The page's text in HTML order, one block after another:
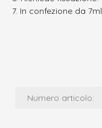
In confezione da 7ml
Numero articolo: